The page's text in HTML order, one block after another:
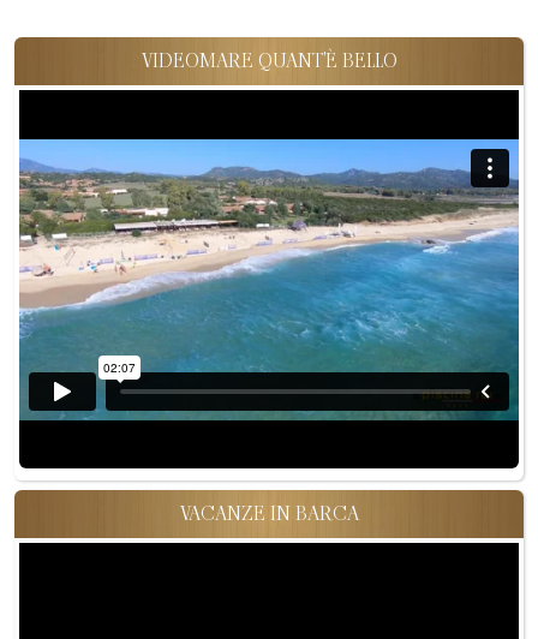
VIDEOMARE QUANT'È BELLO
VACANZE IN BARCA